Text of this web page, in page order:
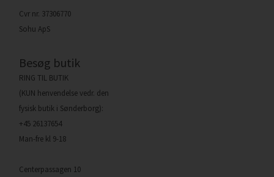
Cvr nr. 37306770
Sohu ApS
Besøg butik
RING TIL BUTIK
(KUN henvendelse vedr. den
fysisk butik i Sønderborg):
+45 26137654
Man-fre kl 9-18
Centerpassagen 10